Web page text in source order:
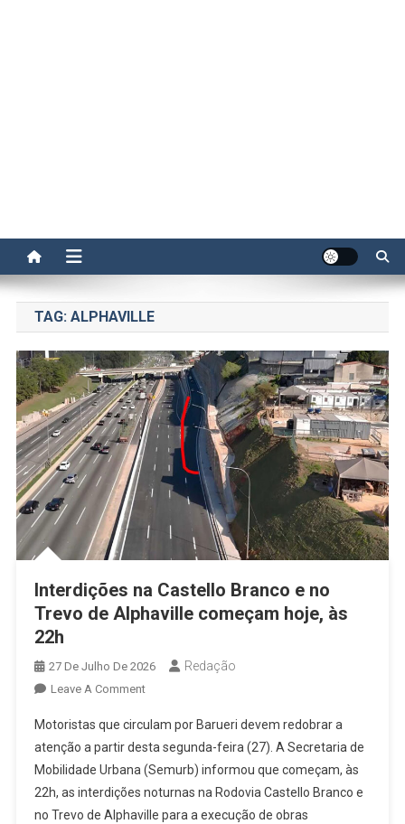
TAG: ALPHAVILLE
Interdições na Castello Branco e no
Trevo de Alphaville começam hoje, às
22h
27 De Julho De 2026 Redação
Leave A CommentOn
Na
Castello
Branco
E
No
Motoristas que circulam por Barueri devem redobrar a
atenção a partir desta segunda-feira (27). A Secretaria de
Mobilidade Urbana (Semurb) informou que começam, às
22h, as interdições noturnas na Rodovia Castello Branco e
no Trevo de Alphaville para a execução de obras